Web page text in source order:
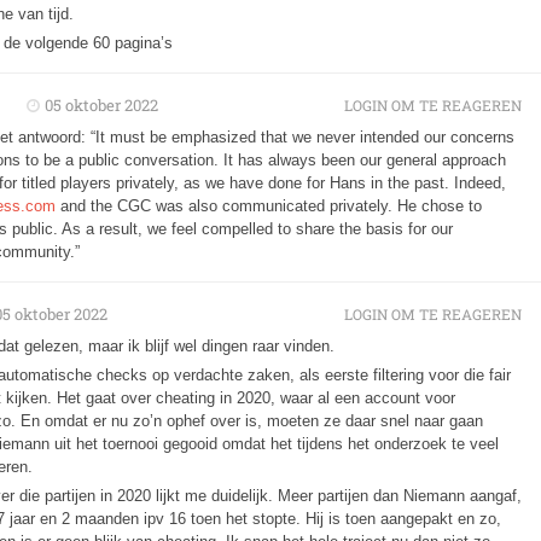
van tijd.
volgende 60 pagina’s
05 oktober 2022
antwoord: “It must be emphasized that we never intended our concerns
to be a public conversation. It has always been our general approach
titled players privately, as we have done for Hans in the past. Indeed,
and the CGC was also communicated privately. He chose to
public. As a result, we feel compelled to share the basis for our
LOGIN OM TE REAGEREN
oktober 2022
gelezen, maar ik blijf wel dingen raar vinden.
checks op verdachte zaken, als eerste filtering voor die fair
kijken. Het gaat over cheating in 2020, waar al een account voor
En omdat er nu zo’n ophef over is, moeten ze daar snel naar gaan
uit het toernooi gegooid omdat het tijdens het onderzoek te veel
die partijen in 2020 lijkt me duidelijk. Meer partijen dan Niemann aangaf,
jaar en 2 maanden ipv 16 toen het stopte. Hij is toen aangepakt en zo,
LOGIN OM TE REAGEREN